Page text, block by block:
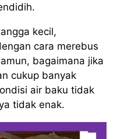
kecil,
cara merebus
bagaimana jika
cukup banyak
air baku tidak
tidak enak.